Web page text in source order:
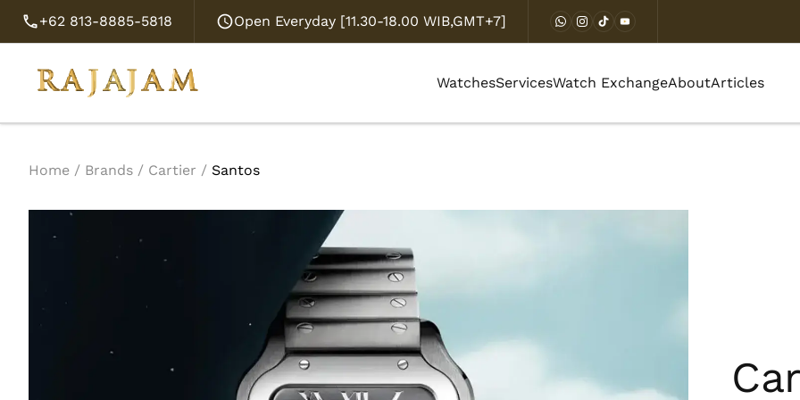
+62 813-8885-5818 Open Everyday [11.30-18.00 WIB,GMT+7]
WatchesServicesWatch ExchangeAboutArticles
Home / Brands / Cartier / Santos